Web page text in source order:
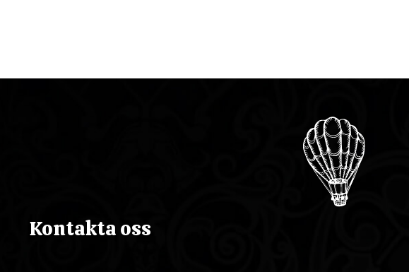
s
Kontakta oss